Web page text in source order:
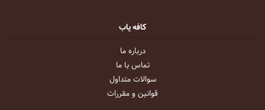
کافه یاب
درباره ما
تماس با ما
سوالات متداول
قوانین و مقررات